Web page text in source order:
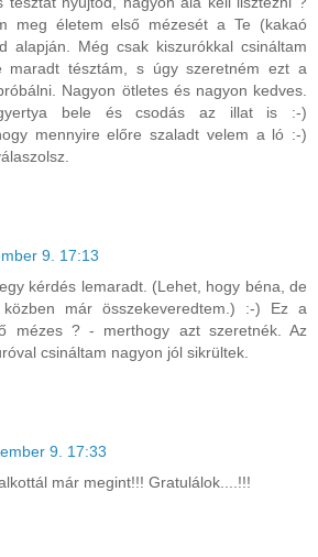
meg életem első mézesét a Te (kakaó
alapján. Még csak kiszurókkal csináltam
maradt tésztám, s úgy szeretném ezt a
Nagyon ötletes és nagyon kedves.
bele és csodás az illat is :-)
mennyire előre szaladt velem a ló :-)
9. 17:13
kérdés lemaradt. (Lehet, hogy béna, de
már összekeveredtem.) :-) Ez a
mézes ? - merthogy azt szeretnék. Az
csináltam nagyon jól sikrültek.
9. 17:33
már megint!!! Gratulálok....!!!